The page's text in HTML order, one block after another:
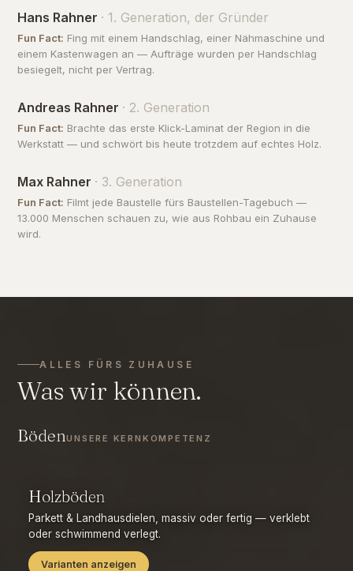
Hans Rahner · 1. Generation, der Gründer
Fun Fact: Fing mit einem Handschlag, einer Nähmaschine und
einem Kastenwagen an — Aufträge wurden per Handschlag
besiegelt, nicht per Vertrag.
Andreas Rahner · 2. Generation
Fun Fact: Brachte das erste Klick-Laminat der Region in die
Werkstatt — und schwört bis heute trotzdem auf echtes Holz.
Max Rahner · 3. Generation
Fun Fact: Filmt jede Baustelle fürs Baustellen-Tagebuch —
13.000 Menschen schauen zu, wie aus Rohbau ein Zuhause
wird.
ALLES FÜRS ZUHAUSE
Was wir können.
BödenUNSERE KERNKOMPETENZ
Holzböden
Parkett & Landhausdielen, massiv oder fertig — verklebt
oder schwimmend verlegt.
Varianten anzeigen